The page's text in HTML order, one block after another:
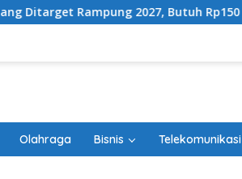
2027, Butuh Rp150 Miliar
Olahraga Bisnis Telekomunikasi